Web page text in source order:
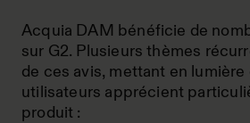
Acquia DAM bénéficie de
sur G2. Plusieurs thèmes
de ces avis, mettant en lumière
utilisateurs apprécient
produit :